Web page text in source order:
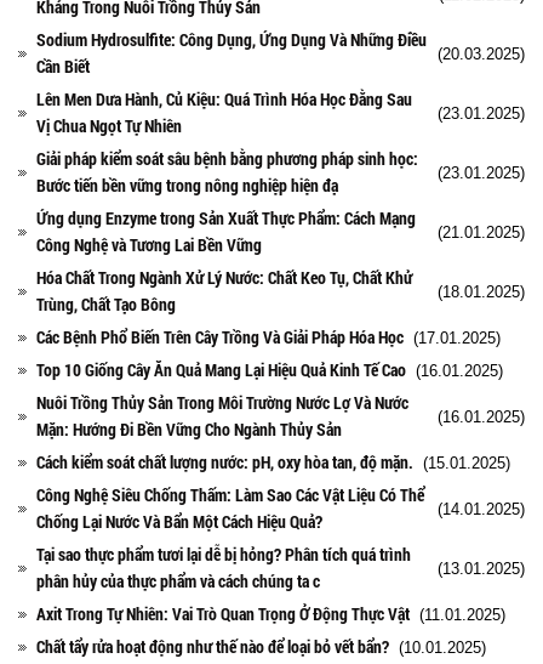
Kháng Trong Nuôi Trồng Thủy Sản
Sodium Hydrosulfite: Công Dụng, Ứng Dụng Và Những Điều
Cần Biết
(20.03.2025)
Lên Men Dưa Hành, Củ Kiệu: Quá Trình Hóa Học Đằng Sau
Vị Chua Ngọt Tự Nhiên
(23.01.2025)
Giải pháp kiểm soát sâu bệnh bằng phương pháp sinh học:
Bước tiến bền vững trong nông nghiệp hiện đạ
(23.01.2025)
Ứng dụng Enzyme trong Sản Xuất Thực Phẩm: Cách Mạng
Công Nghệ và Tương Lai Bền Vững
(21.01.2025)
Hóa Chất Trong Ngành Xử Lý Nước: Chất Keo Tụ, Chất Khử
Trùng, Chất Tạo Bông
(18.01.2025)
Các Bệnh Phổ Biến Trên Cây Trồng Và Giải Pháp Hóa Học (17.01.2025)
Top 10 Giống Cây Ăn Quả Mang Lại Hiệu Quả Kinh Tế Cao (16.01.2025)
Nuôi Trồng Thủy Sản Trong Môi Trường Nước Lợ Và Nước
Mặn: Hướng Đi Bền Vững Cho Ngành Thủy Sản
(16.01.2025)
Cách kiểm soát chất lượng nước: pH, oxy hòa tan, độ mặn. (15.01.2025)
Công Nghệ Siêu Chống Thấm: Làm Sao Các Vật Liệu Có Thể
Chống Lại Nước Và Bẩn Một Cách Hiệu Quả?
(14.01.2025)
Tại sao thực phẩm tươi lại dễ bị hỏng? Phân tích quá trình
phân hủy của thực phẩm và cách chúng ta c
(13.01.2025)
Axit Trong Tự Nhiên: Vai Trò Quan Trọng Ở Động Thực Vật (11.01.2025)
Chất tẩy rửa hoạt động như thế nào để loại bỏ vết bẩn? (10.01.2025)